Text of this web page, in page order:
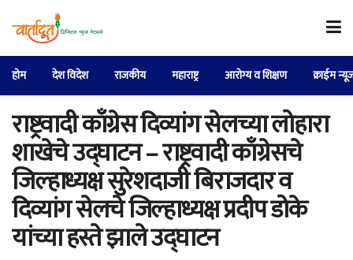
होम देश विदेश राजकीय महाराष्ट्र आरोग्य व शिक्षण क्राईम
राष्ट्रवादी काँग्रेस दिव्यांग सेलच्या लोहारा
शाखेचे उद्घाटन – राष्ट्रवादी काँग्रेसचे
जिल्हाध्यक्ष सुरेशदाजी बिराजदार व
दिव्यांग सेलचे जिल्हाध्यक्ष प्रदीप डोके
यांच्या हस्ते झाले उद्घाटन